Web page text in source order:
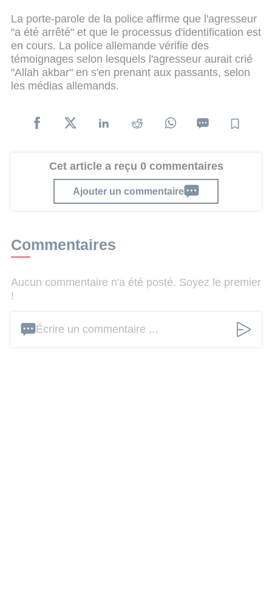
La porte-parole de la police affirme que l'agresseur
"a été arrêté" et que le processus d'identification est
en cours. La police allemande vérifie des
témoignages selon lesquels l'agresseur aurait crié
"Allah akbar" en s'en prenant aux passants, selon
les médias allemands.
Cet article a reçu 0 commentaires
Ajouter un commentaire
Commentaires
Aucun commentaire n'a été posté. Soyez le premier
!
Écrire un commentaire ...